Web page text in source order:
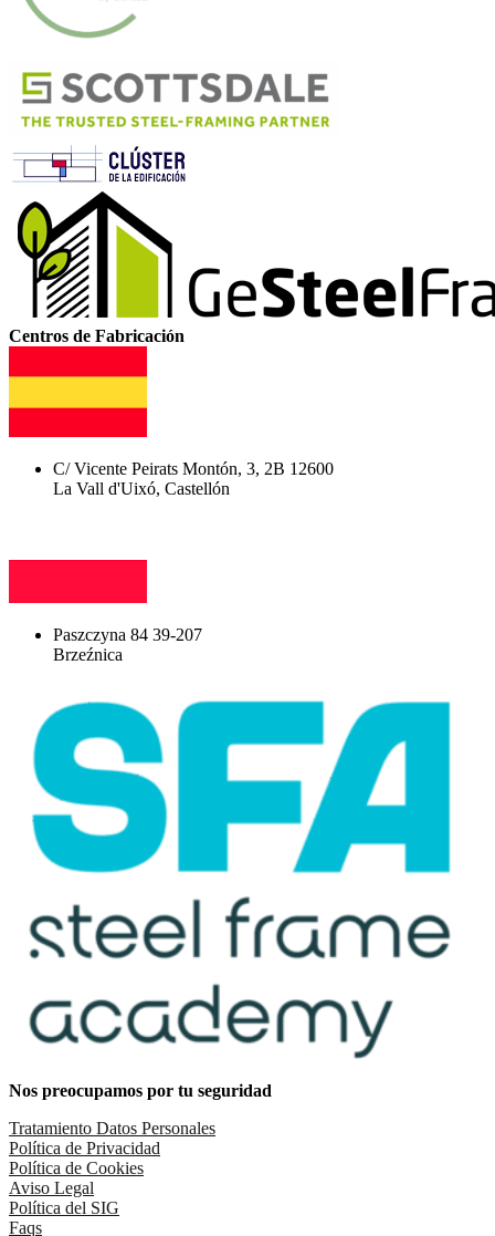
Centros de Fabricación
C/ Vicente Peirats Montón, 3, 2B 12600
La Vall d'Uixó, Castellón
Paszczyna 84 39-207
Brzeźnica
Nos preocupamos por tu seguridad
Tratamiento Datos Personales
Política de Privacidad
Política de Cookies
Aviso Legal
Política del SIG
Faqs